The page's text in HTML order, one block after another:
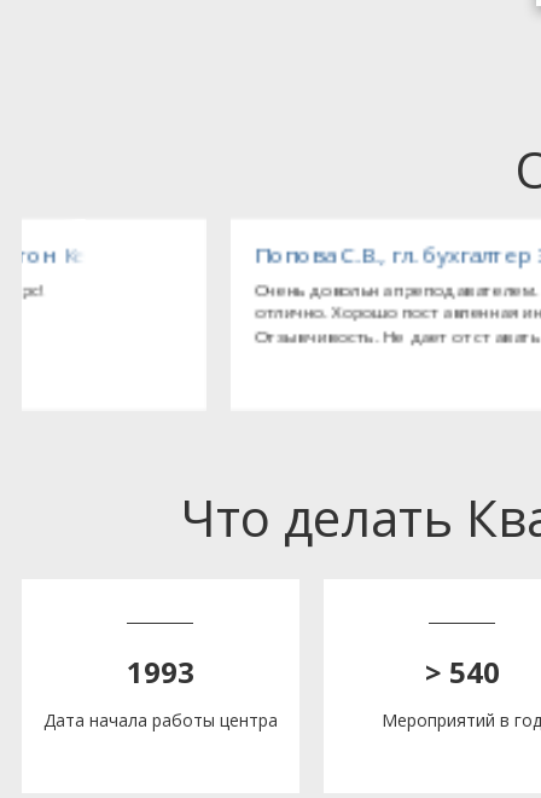
(Великобритания), представительство
Попова С.В., гл. бухгалтер ЗАО «Мёллер»
Очень довольна преподавателем. Усваивается материал
отлично. Хорошо поставленная интонация голоса, дикция.
Отзывчивость. Не дает отставать в прослушивании
Что делать
1993
Дата начала работы центра
> 540
Мероприятий в год